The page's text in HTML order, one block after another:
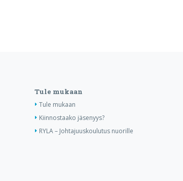
Tule mukaan
Tule mukaan
Kiinnostaako jäsenyys?
RYLA – Johtajuuskoulutus nuorille